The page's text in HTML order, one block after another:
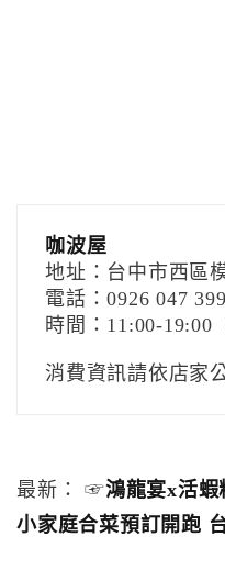
咖波屋
地址：台中市西區
電話：0926 047 399
時間：11:00-19:00
消費資訊請依店家
最新： ☞鴻龍宴x活蝦
小家庭合菜預訂開跑